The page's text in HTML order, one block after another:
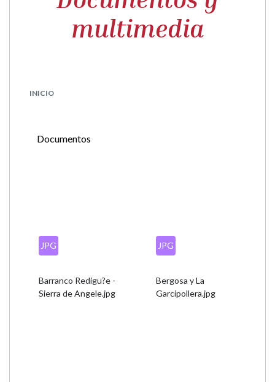
multimedia
INICIO
Documentos
JPG
Barranco Redigu?e -
Sierra de Angele.jpg
JPG
Bergosa y La
Garcipollera.jpg